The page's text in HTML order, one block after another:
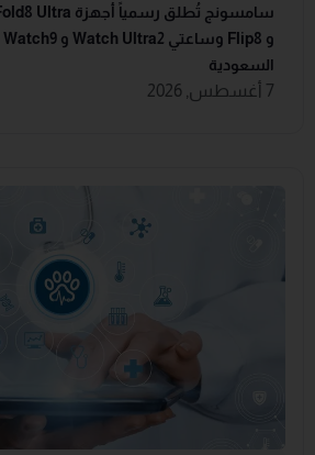
السعودية
7 أغسطس, 2026